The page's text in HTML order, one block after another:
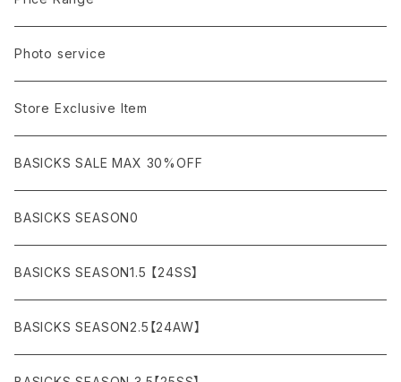
ANCHOR
asics
agnes b
ARC'TERYX
VEST(ベスト）
JACKET (ジャケット)
DENIM (デニム)
CARGO (カーゴ)
SHORTS (ショーツ)
Sandals
Boots
Cap/Hat
Bag / Wallet
Watch
Interior
Figure/etc...
Accessory
Necklace
¥1,000〜¥5,000
¥5,000〜¥10,000
¥10,000〜¥30,000
¥30,000〜¥50,000
¥50,000〜¥100,000
¥100,000〜¥150,000
Photo service
Store Exclusive Item
BASICKS SALE MAX 30%OFF
BASICKS SEASON0
BASICKS SEASON1.5 【24SS】
BASICKS SEASON2.5【24AW】